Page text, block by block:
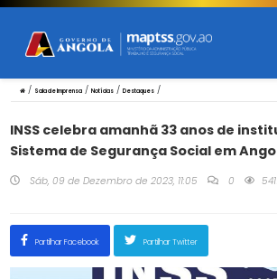
/ Sala de Imprensa/ Notícias/ Destaques/
INSS celebra amanhã 33 anos de
Sistema de Segurança Social em
Sáb, 09 de Dezembro de 2023, 11:05 0
Partilhar Facebook Partilhar Twitter